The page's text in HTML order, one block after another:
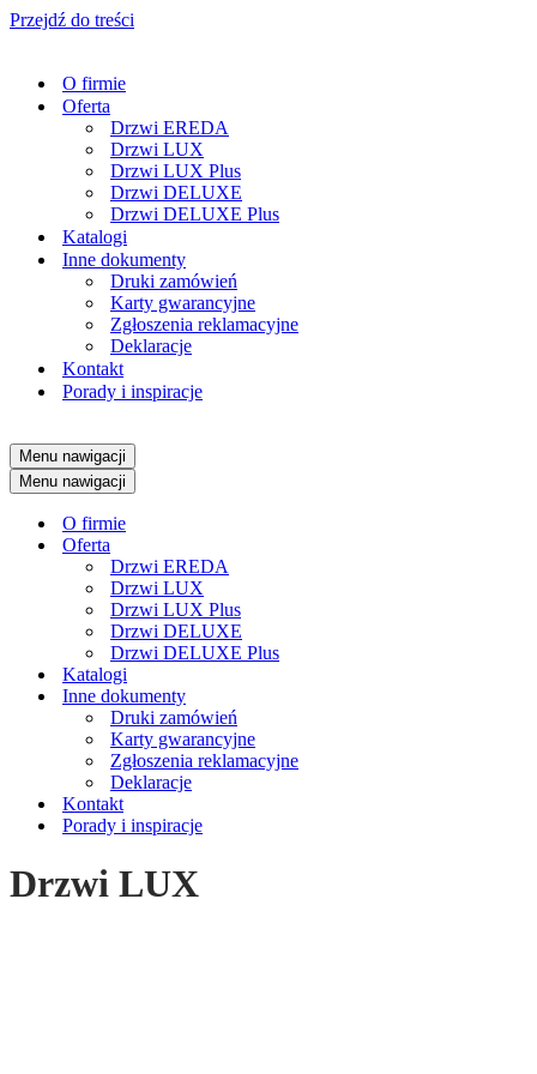
Przejdź do treści
O firmie
Oferta
Drzwi EREDA
Drzwi LUX
Drzwi LUX Plus
Drzwi DELUXE
Drzwi DELUXE Plus
Katalogi
Inne dokumenty
Druki zamówień
Karty gwarancyjne
Zgłoszenia reklamacyjne
Deklaracje
Kontakt
Porady i inspiracje
Menu nawigacji
Menu nawigacji
O firmie
Oferta
Drzwi EREDA
Drzwi LUX
Drzwi LUX Plus
Drzwi DELUXE
Drzwi DELUXE Plus
Katalogi
Inne dokumenty
Druki zamówień
Karty gwarancyjne
Zgłoszenia reklamacyjne
Deklaracje
Kontakt
Porady i inspiracje
Drzwi LUX